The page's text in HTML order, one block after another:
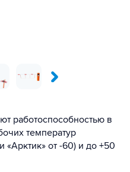
работоспособностью в
температур
«Арктик» от -60) и до +50